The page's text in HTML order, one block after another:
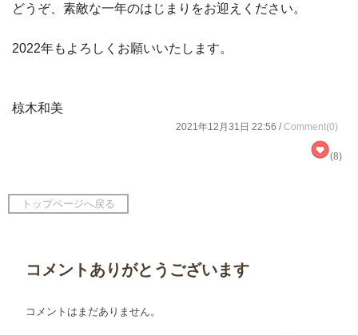
どうぞ、素敵な一年のはじまりをお迎えください。
2022年もよろしくお願いいたします。
椋木和美
2021年12月31日 22:56 /Comment(0)
(8)
トップページへ戻る
コメントありがとうございます
コメントはまだありません。